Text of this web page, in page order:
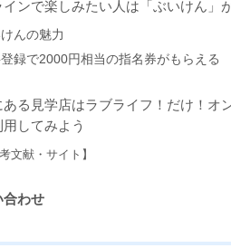
インで楽しみたい人は「ぶいけん」
んの魅力
録で2000円相当の指名券がもらえる
ある見学店はラブライフ！だけ！オ
用してみよう
考文献・サイト】
合わせ